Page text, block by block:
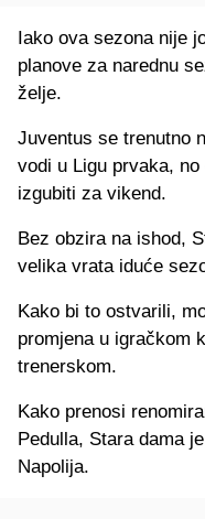
Iako ova sezona nije
planove za narednu
želje.
Juventus se trenutno
vodi u Ligu prvaka,
izgubiti za vikend.
Bez obzira na ishod,
velika vrata iduće
Kako bi to ostvarili,
promjena u igračkom
trenerskom.
Kako prenosi
Pedulla, Stara dama
Napolija.